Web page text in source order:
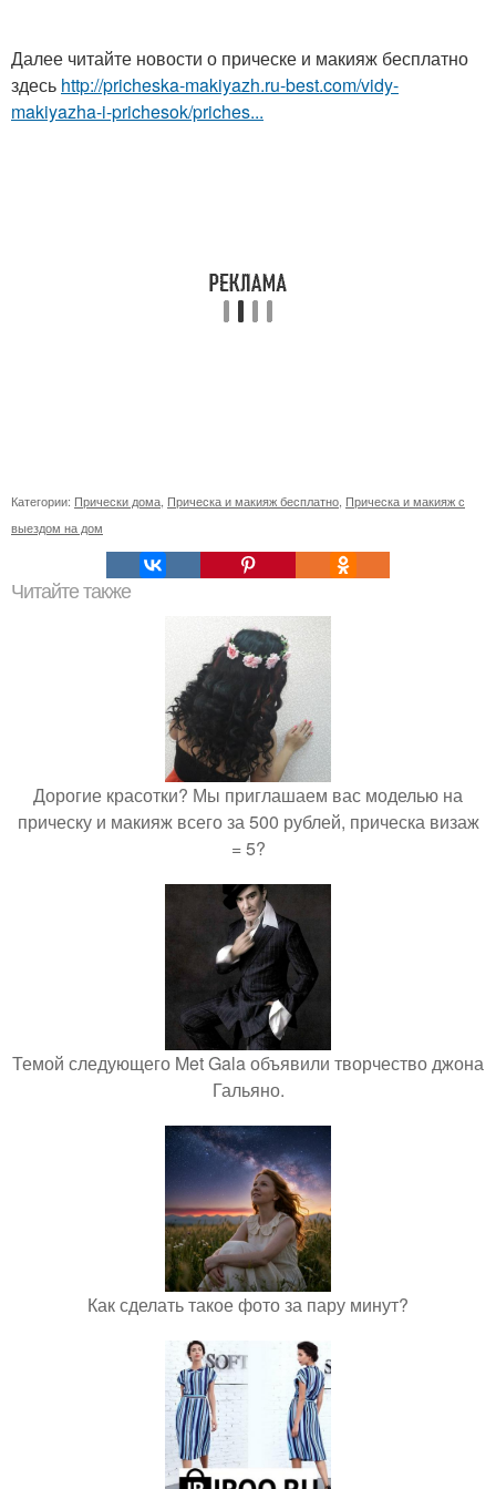
Далее читайте новости о прическе и макияж бесплатно
здесь http://pricheska-makiyazh.ru-best.com/vidy-
makiyazha-i-prichesok/priches...
Категории: Прически дома Прическа и макияж бесплатно Прическа и макияж с
выездом на дом
Читайте также
Дорогие красотки? Мы приглашаем вас моделью на
прическу и макияж всего за 500 рублей, прическа визаж
= 5?
Темой следующего Met Gala объявили творчество джона
Гальяно.
Как сделать такое фото за пару минут?